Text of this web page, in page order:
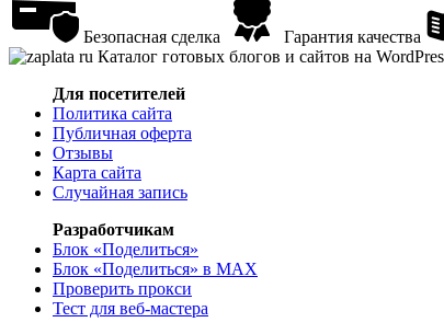
Безопасная сделка Гарантия качества
Каталог готовых блогов и сайтов на
Для посетителей
Политика сайта
Публичная оферта
Отзывы
Карта сайта
Случайная запись
Разработчикам
Блок «Поделиться»
Блок «Поделиться» в MAX
Проверить прокси
Тест для веб-мастера